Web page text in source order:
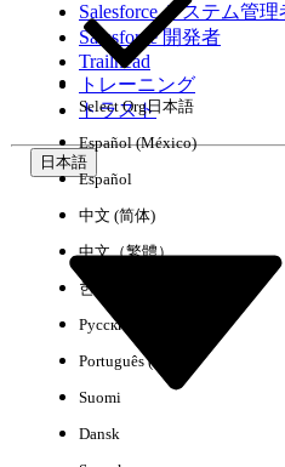
環境
Salesforce システム管理
Salesforce 開発者
Trailhead
トレーニング
トラスト
日本語
Select Org日本語
Español (México)
Español
中文 (简体)
中文（繁體）
한국어
Русский
Português (Brasil)
Suomi
Dansk